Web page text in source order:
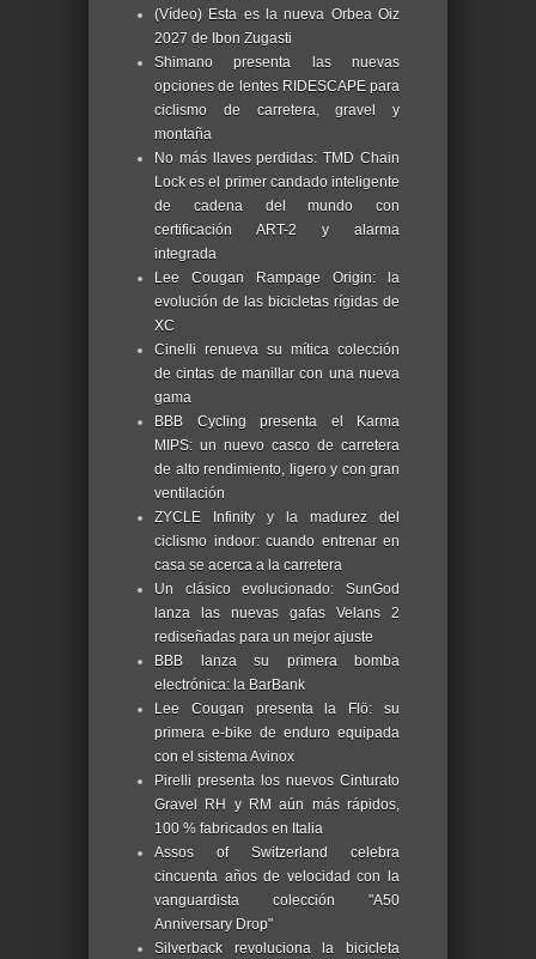
(Vídeo) Esta es la nueva Orbea Oiz
2027 de Ibon Zugasti
Shimano presenta las nuevas
opciones de lentes RIDESCAPE para
ciclismo de carretera, gravel y
montaña
No más llaves perdidas: TMD Chain
Lock es el primer candado inteligente
de cadena del mundo con
certificación ART-2 y alarma
integrada
Lee Cougan Rampage Origin: la
evolución de las bicicletas rígidas de
XC
Cinelli renueva su mítica colección
de cintas de manillar con una nueva
gama
BBB Cycling presenta el Karma
MIPS: un nuevo casco de carretera
de alto rendimiento, ligero y con gran
ventilación
ZYCLE Infinity y la madurez del
ciclismo indoor: cuando entrenar en
casa se acerca a la carretera
Un clásico evolucionado: SunGod
lanza las nuevas gafas Velans 2
rediseñadas para un mejor ajuste
BBB lanza su primera bomba
electrónica: la BarBank
Lee Cougan presenta la Flö: su
primera e-bike de enduro equipada
con el sistema Avinox
Pirelli presenta los nuevos Cinturato
Gravel RH y RM aún más rápidos,
100 % fabricados en Italia
Assos of Switzerland celebra
cincuenta años de velocidad con la
vanguardista colección "A50
Anniversary Drop"
Silverback revoluciona la bicicleta